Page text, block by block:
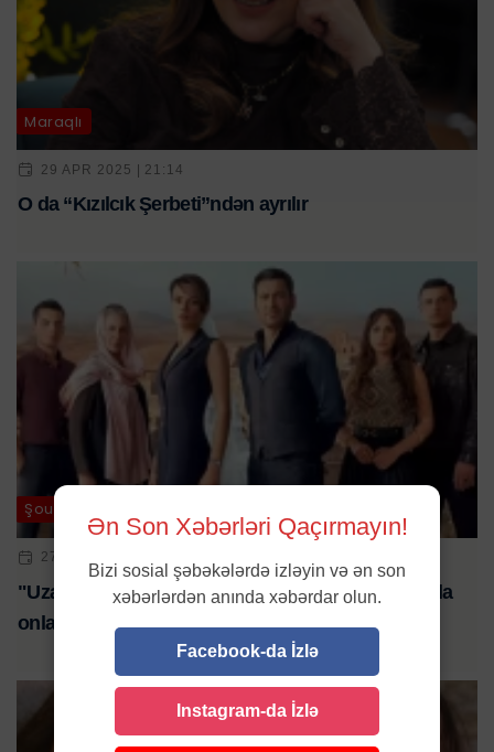
Maraqlı
29 APR 2025 | 21:14
O da “Kızılcık Şerbeti”ndən ayrılır
Şou-biznes
27 AVQ 2025 | 12:00
"Uzak Şehir" bu tarixdə ekranlara qayıdır: Serialda
onlar da rol alacaq
Ən Son Xəbərləri Qaçırmayın!
Bizi sosial şəbəkələrdə izləyin və ən son
xəbərlərdən anında xəbərdar olun.
Facebook-da İzlə
Instagram-da İzlə